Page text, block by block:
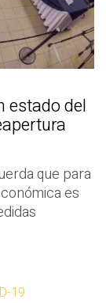
estado del
que para
es
19